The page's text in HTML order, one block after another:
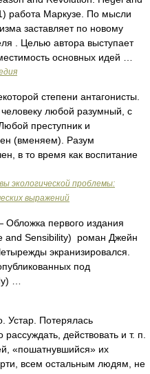
работа Маркузе. По мысли
заставляет по новому
. Целью автора выступает
основных идей …
степени антагонисты.
любой разумный, с
преступник и
(вменяем). Разум
в то время как воспитание
экологической проблемы:
выражений
Обложка первого издания
and Sensibility) роман Джейн
экранизировался.
под
…
Устар. Потерялась
действовать и т. п.
«пошатнувшийся» их
всем остальным людям, не